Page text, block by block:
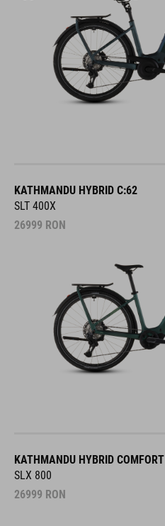
KATHMANDU HYBRID C:62
SLT 400X
26999 RON
KATHMANDU HYBRID COMFORT
SLX 800
26999 RON